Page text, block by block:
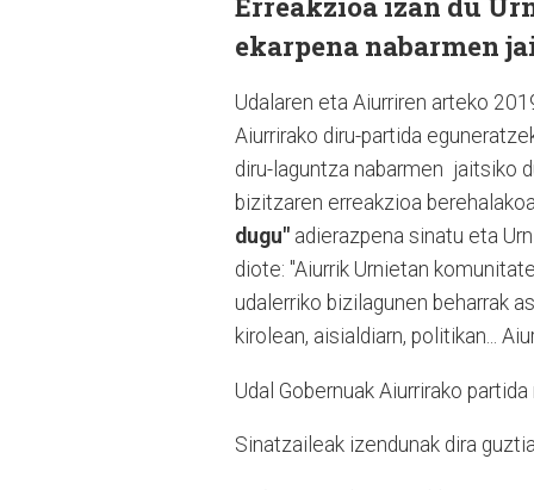
ekarpena nabarmen
Udalaren eta Aiurriren arteko
Aiurrirako diru-partida
diru-laguntza nabarmen jaitsiko
bizitzaren erreakzioa
dugu" adierazpena sinatu eta
diote: "Aiurrik Urnietan
udalerriko bizilagunen beharrak
kirolean, aisialdiarn, politikan...
Udal Gobernuak Aiurrirako
Sinatzaileak izendunak dira